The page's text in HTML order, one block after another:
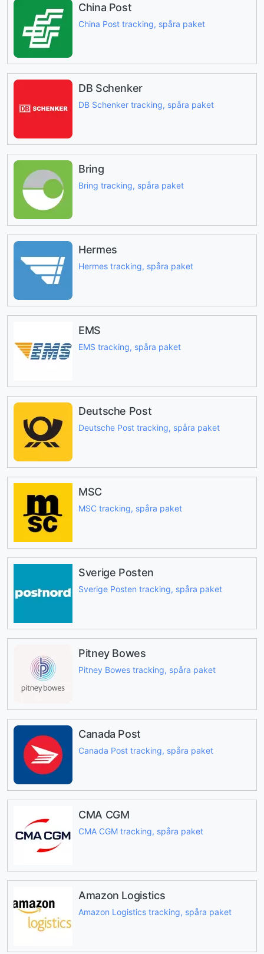
China Post
China Post tracking, spåra paket
DB Schenker
DB Schenker tracking, spåra paket
Bring
Bring tracking, spåra paket
Hermes
Hermes tracking, spåra paket
EMS
EMS tracking, spåra paket
Deutsche Post
Deutsche Post tracking, spåra paket
MSC
MSC tracking, spåra paket
Sverige Posten
Sverige Posten tracking, spåra paket
Pitney Bowes
Pitney Bowes tracking, spåra paket
Canada Post
Canada Post tracking, spåra paket
CMA CGM
CMA CGM tracking, spåra paket
Amazon Logistics
Amazon Logistics tracking, spåra paket